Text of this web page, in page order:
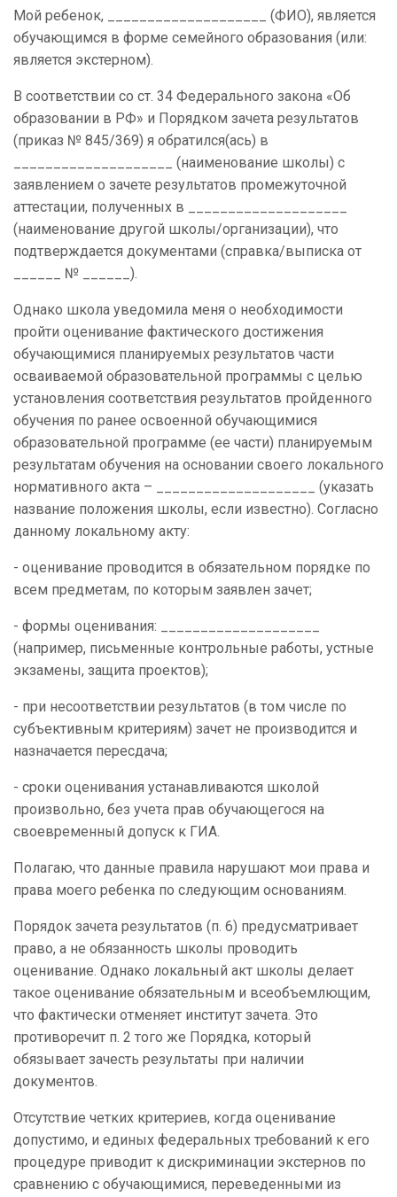
Мой ребенок, ____________________ (ФИО), является
обучающимся в форме семейного образования (или:
является экстерном).
В соответствии со ст. 34 Федерального закона «Об
образовании в РФ» и Порядком зачета результатов
(приказ № 845/369) я обратился(ась) в
____________________ (наименование школы) с
заявлением о зачете результатов промежуточной
аттестации, полученных в ____________________
(наименование другой школы/организации), что
подтверждается документами (справка/выписка от
______ № ______).
Однако школа уведомила меня о необходимости
пройти оценивание фактического достижения
обучающимися планируемых результатов части
осваиваемой образовательной программы с целью
установления соответствия результатов пройденного
обучения по ранее освоенной обучающимися
образовательной программе (ее части) планируемым
результатам обучения на основании своего локального
нормативного акта – ____________________ (указать
название положения школы, если известно). Согласно
данному локальному акту:
- оценивание проводится в обязательном порядке по
всем предметам, по которым заявлен зачет;
- формы оценивания: ____________________
(например, письменные контрольные работы, устные
экзамены, защита проектов);
- при несоответствии результатов (в том числе по
субъективным критериям) зачет не производится и
назначается пересдача;
- сроки оценивания устанавливаются школой
произвольно, без учета прав обучающегося на
своевременный допуск к ГИА.
Полагаю, что данные правила нарушают мои права и
права моего ребенка по следующим основаниям.
Порядок зачета результатов (п. 6) предусматривает
право, а не обязанность школы проводить
оценивание. Однако локальный акт школы делает
такое оценивание обязательным и всеобъемлющим,
что фактически отменяет институт зачета. Это
противоречит п. 2 того же Порядка, который
обязывает зачесть результаты при наличии
документов.
Отсутствие четких критериев, когда оценивание
допустимо, и единых федеральных требований к его
процедуре приводит к дискриминации экстернов по
сравнению с обучающимися, переведенными из